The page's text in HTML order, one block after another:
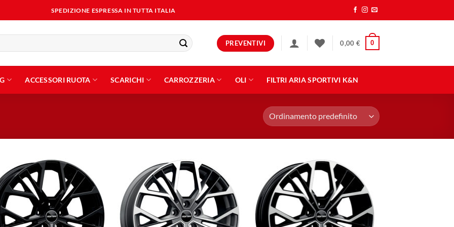
SPEDIZIONE ESPRESSA IN TUTTA ITALIA
PREVENTIVI 0,00 € 0
ACCESSORI RUOTA SCARICHI CARROZZERIA OLI FILTRI ARIA SPORTIVI K&N
Aggiungi
alla lista
dei
desideri
Aggiungi
alla lista
dei
desideri
Aggiungi
alla lista
dei
desideri